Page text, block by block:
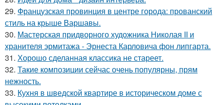
29. Французская провинция в центре города: прованский
стиль на крыше Варшавы.
30. Мастерская придворного художника Николая II и
хранителя эрмитажа - Эрнеста Карловича фон липгарта.
31. Хорошо сделанная классика не стареет.
32. Такие композиции сейчас очень популярны, прям
нежность.
33. Кухня в шведской квартире в историческом доме с